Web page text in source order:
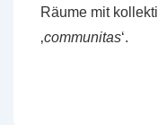
Räume mit
‚communitas‘.